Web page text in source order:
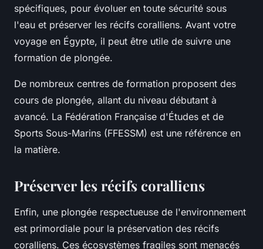
spécifiques, pour évoluer en toute sécurité sous
l'eau et préserver les récifs coralliens. Avant votre
voyage en Égypte, il peut être utile de suivre une
formation de plongée.
De nombreux centres de formation proposent des
cours de plongée, allant du niveau débutant à
avancé. La Fédération Française d'Études et de
Sports Sous-Marins (FFESSM) est une référence en
la matière.
Préserver les récifs coralliens
Enfin, une plongée respectueuse de l'environnement
est primordiale pour la préservation des récifs
coralliens. Ces écosystèmes fragiles sont menacés